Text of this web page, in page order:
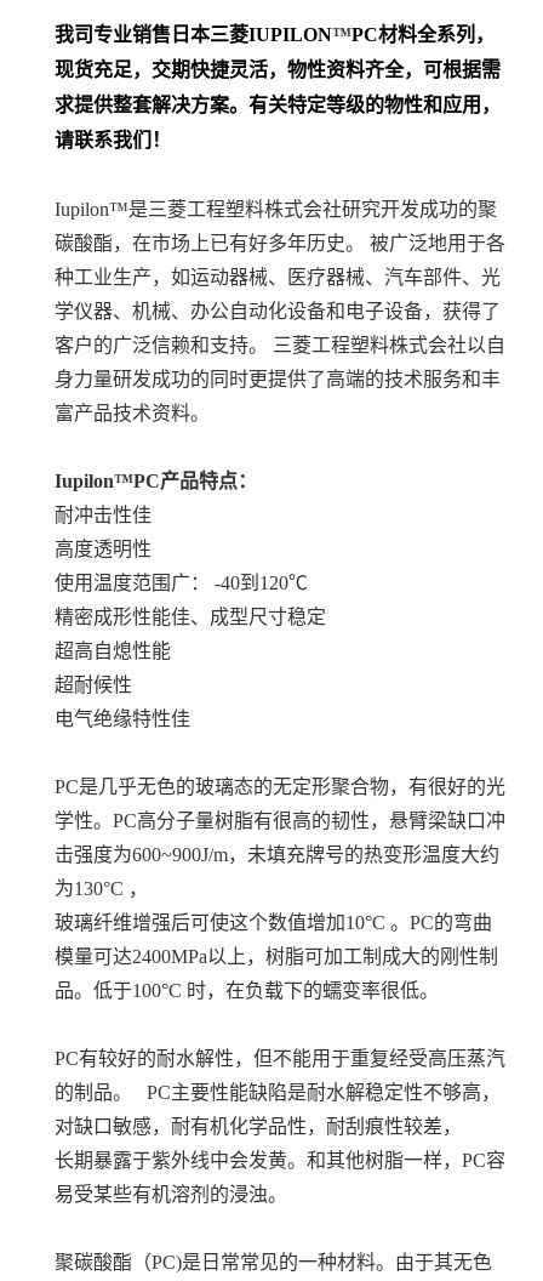
我司专业销售日本三菱IUPILON™PC材料全系列 ，
现货充足，交期快捷灵活，物性资料齐全，可根据需
求提供整套解决方案。 有关特定等级的物性和应用，
请联系我们！
Iupilon™是三菱工程塑料株式会社研究开发成功的聚
碳酸酯，在市场上已有好多年历史。 被广泛地用于各
种工业生产，如运动器械、医疗器械、汽车部件、光
学仪器、机械、办公自动化设备和电子设备，获得了
客户的广泛信赖和支持。 三菱工程塑料株式会社以自
身力量研发成功的同时更提供了高端的技术服务和丰
富产品技术资料。
Iupilon™PC产品特点：
耐冲击性佳
高度透明性
使用温度范围广： -40到120℃
精密成形性能佳、成型尺寸稳定
超高自熄性能
超耐候性
电气绝缘特性佳
PC是几乎无色的玻璃态的无定形聚合物，有很好的光
学性。PC高分子量树脂有很高的韧性，悬臂梁缺口冲
击强度为600~900J/m，未填充牌号的热变形温度大约
为130°C ，
玻璃纤维增强后可使这个数值增加10°C 。PC的弯曲
模量可达2400MPa以上，树脂可加工制成大的刚性制
品。低于100°C 时，在负载下的蠕变率很低。
PC有较好的耐水解性，但不能用于重复经受高压蒸汽
的制品。 PC主要性能缺陷是耐水解稳定性不够高，
对缺口敏感，耐有机化学品性，耐刮痕性较差，
长期暴露于紫外线中会发黄。和其他树脂一样，PC容
易受某些有机溶剂的浸浊。
聚碳酸酯（PC)是日常常见的一种材料。由于其无色